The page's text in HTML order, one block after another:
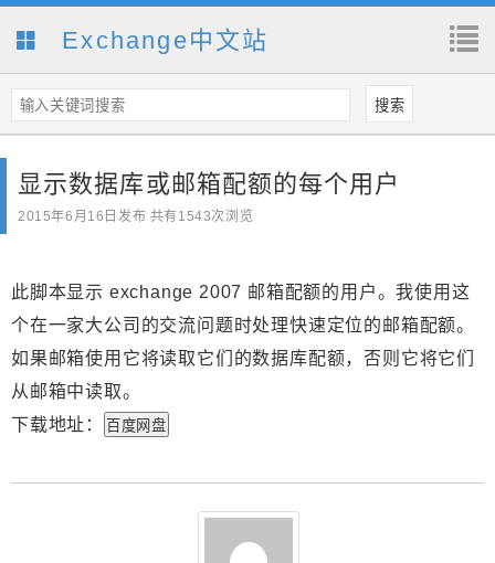
Exchange中文站
显示数据库或邮箱配额的每个用户
2015年6月16日 发布 共有1543次浏览
此脚本显示 exchange 2007 邮箱配额的用户。我使用这
个在一家大公司的交流问题时处理快速定位的邮箱配额。
如果邮箱使用它将读取它们的数据库配额，否则它将它们
从邮箱中读取。
下载地址：
百度网盘